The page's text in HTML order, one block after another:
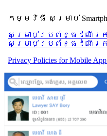
កម្មវិធី សម្រាប់
សម្រាប់​ប្រព័ន្ធដំណើរកា
សម្រាប់​ប្រព័ន្ធដំណើរកា
Privacy Policies for Mobile